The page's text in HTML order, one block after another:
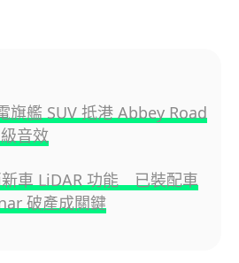
旗艦 SUV 抵港 Abbey Road
音效
車 LiDAR 功能 已裝配車
破產成關鍵